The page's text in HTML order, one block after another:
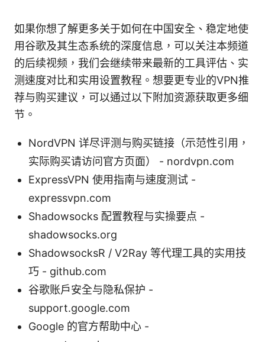
如果你想了解更多关于如何在中国安全、稳定地使
用谷歌及其生态系统的深度信息，可以关注本频道
的后续视频，我们会继续带来最新的工具评估、实
测速度对比和实用设置教程。想要更专业的VPN推
荐与购买建议，可以通过以下附加资源获取更多细
节。
NordVPN 详尽评测与购买链接（示范性引用，
实际购买请访问官方页面） - nordvpn.com
ExpressVPN 使用指南与速度测试 -
expressvpn.com
Shadowsocks 配置教程与实操要点 -
shadowsocks.org
ShadowsocksR / V2Ray 等代理工具的实用技
巧 - github.com
谷歌账户安全与隐私保护 -
support.google.com
Google 的官方帮助中心 -